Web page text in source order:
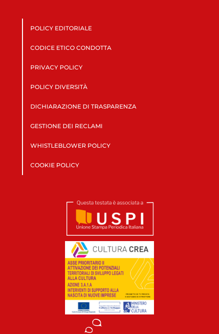
POLICY EDITORIALE
CODICE ETICO CONDOTTA
PRIVACY POLICY
POLICY DIVERSITÀ
DICHIARAZIONE DI TRASPARENZA
GESTIONE DEI RECLAMI
WHISTLEBLOWER POLICY
COOKIE POLICY